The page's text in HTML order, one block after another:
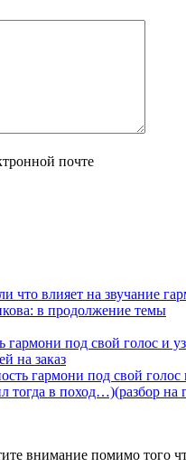
почте
что влияет на звучание
в продолжение темы
гармони под свой голос и
на заказ
гармони под свой голос
тогда в поход…)(разбор на
внимание помимо того